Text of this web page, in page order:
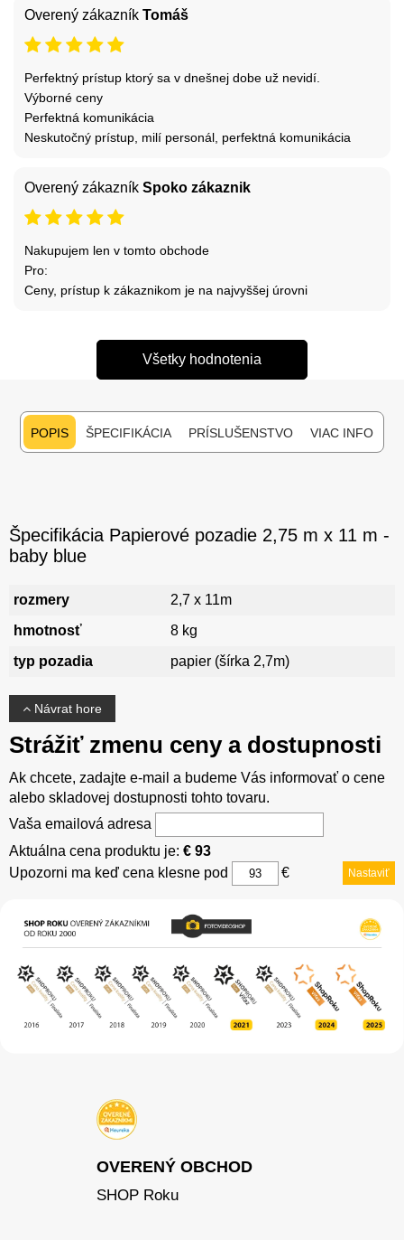
Overený zákazník Tomáš
Perfektný prístup ktorý sa v dnešnej dobe už nevidí.
Výborné ceny
Perfektná komunikácia
Neskutočný prístup, milí personál, perfektná komunikácia
Overený zákazník Spoko zákaznik
Nakupujem len v tomto obchode
Pro:
Ceny, prístup k zákaznikom je na najvyššej úrovni
Všetky hodnotenia
POPIS ŠPECIFIKÁCIA PRÍSLUŠENSTVO VIAC INFO
Špecifikácia Papierové pozadie 2,75 m x 11 m -
baby blue
rozmery
2,7 x 11m
hmotnosť
8 kg
typ pozadia
papier (šírka 2,7m)
Návrat hore
Strážiť zmenu ceny a dostupnosti
Ak chcete, zadajte e-mail a budeme Vás informovať o cene
alebo skladovej dostupnosti tohto tovaru.
Vaša emailová adresa
Aktuálna cena produktu je: € 93
Upozorni ma keď cena klesne pod
€ Nastaviť
OVERENÝ OBCHOD
SHOP Roku